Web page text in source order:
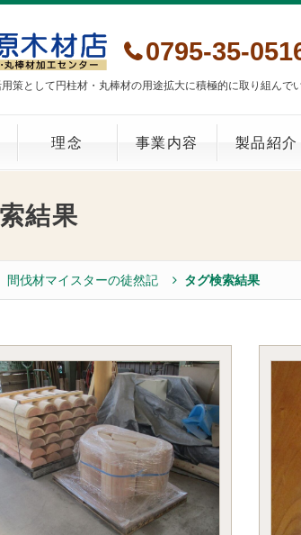
策として円柱材・丸棒材の用途拡大に積極的に取り組んでい
0795-35-
理念 事業内容 製品紹介
結果
間伐材マイスターの徒然記 タグ検索結果